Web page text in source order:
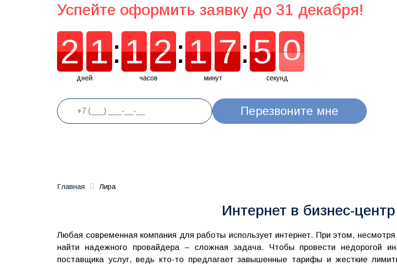
Успейте оформить заявку до 31 декабря!
дней
2
2 1
1:
часов
1
1 2
2:
минут
1
1 7
7:
секунд
4
5
4 9
0
9
Перезвоните мне
Главная Лира
Интернет в бизнес-
Любая современная компания для работы использует интернет. При этом,
найти надежного провайдера – сложная задача. Чтобы провести недорогой
поставщика услуг, ведь кто-то предлагает завышенные тарифы и жесткие